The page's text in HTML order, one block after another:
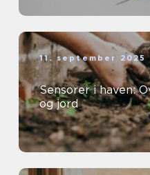
11. september 2025
Sensorer i haven:
og jord